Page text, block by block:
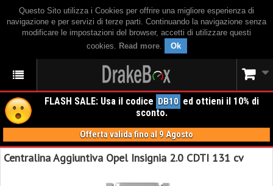
Questo Sito utilizza i Cookies per offrire una migliore esperienza di
navigazione e per servizi di terze parti. Continuando la navigazione senza
modificare le impostazioni del browser, accetti di utilizzare questi
cookies. Read more. Ok
FLASH SALE: Usa il codice DB10 ed ottieni il 10% di
sconto.
Offerta valida fino al 9 Agosto
Centralina Aggiuntiva Opel Insignia 2.0 CDTI 131 cv